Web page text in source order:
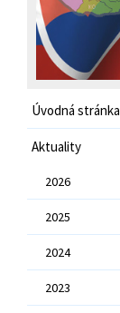
Úvodná stránka
Aktuality
2026
2025
2024
2023